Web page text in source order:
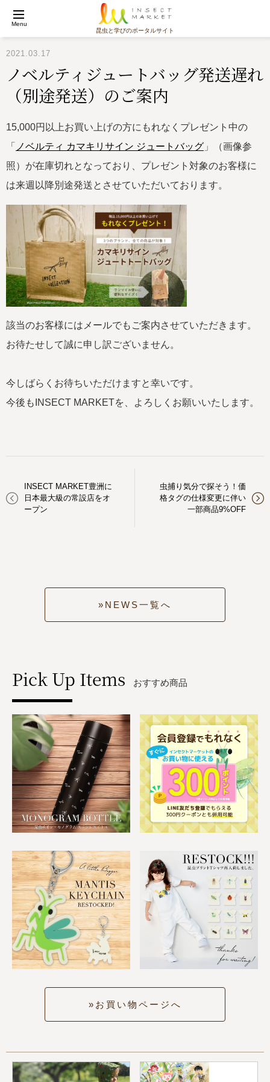
昆虫と学びのポータルサイト
Menu
2021.03.17
ノベルティジュートバッグ発送遅れ
（別途発送）のご案内
15,000円以上お買い上げの方にもれなくプレゼント中の
「 ノベルティ カマキリサイン ジュートバッグ 」（画像参
照）が在庫切れとなっており、プレゼント対象のお客様に
は来週以降別途発送とさせていただいております。
該当のお客様にはメールでもご案内させていただきます。
お待たせして誠に申し訳ございません。
今しばらくお待ちいただけますと幸いです。
今後もINSECT MARKETを、よろしくお願いいたします。
INSECT MARKET豊洲に
日本最大級の常設店をオ
ープン
虫捕り気分で探そう！価
格タグの仕様変更に伴い
一部商品9%OFF
NEWS一覧へ
Pick Up Items おすすめ商品
お買い物ページへ